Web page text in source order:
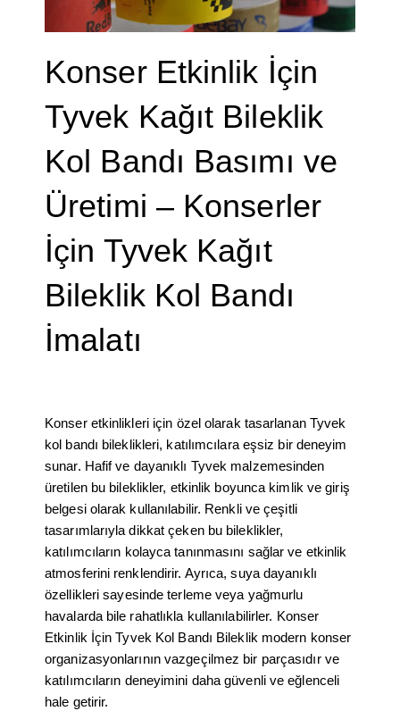
Konser Etkinlik İçin
Tyvek Kağıt Bileklik
Kol Bandı Basımı ve
Üretimi – Konserler
İçin Tyvek Kağıt
Bileklik Kol Bandı
İmalatı
Konser etkinlikleri için özel olarak tasarlanan Tyvek
kol bandı bileklikleri, katılımcılara eşsiz bir deneyim
sunar. Hafif ve dayanıklı Tyvek malzemesinden
üretilen bu bileklikler, etkinlik boyunca kimlik ve giriş
belgesi olarak kullanılabilir. Renkli ve çeşitli
tasarımlarıyla dikkat çeken bu bileklikler,
katılımcıların kolayca tanınmasını sağlar ve etkinlik
atmosferini renklendirir. Ayrıca, suya dayanıklı
özellikleri sayesinde terleme veya yağmurlu
havalarda bile rahatlıkla kullanılabilirler. Konser
Etkinlik İçin Tyvek Kol Bandı Bileklik modern konser
organizasyonlarının vazgeçilmez bir parçasıdır ve
katılımcıların deneyimini daha güvenli ve eğlenceli
hale getirir.